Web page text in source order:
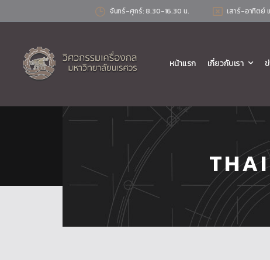
จันทร์-ศุกร์: 8.30-16.30 น. เสาร์-อาทิตย์
หน้าแรก เกี่ยวกับเรา